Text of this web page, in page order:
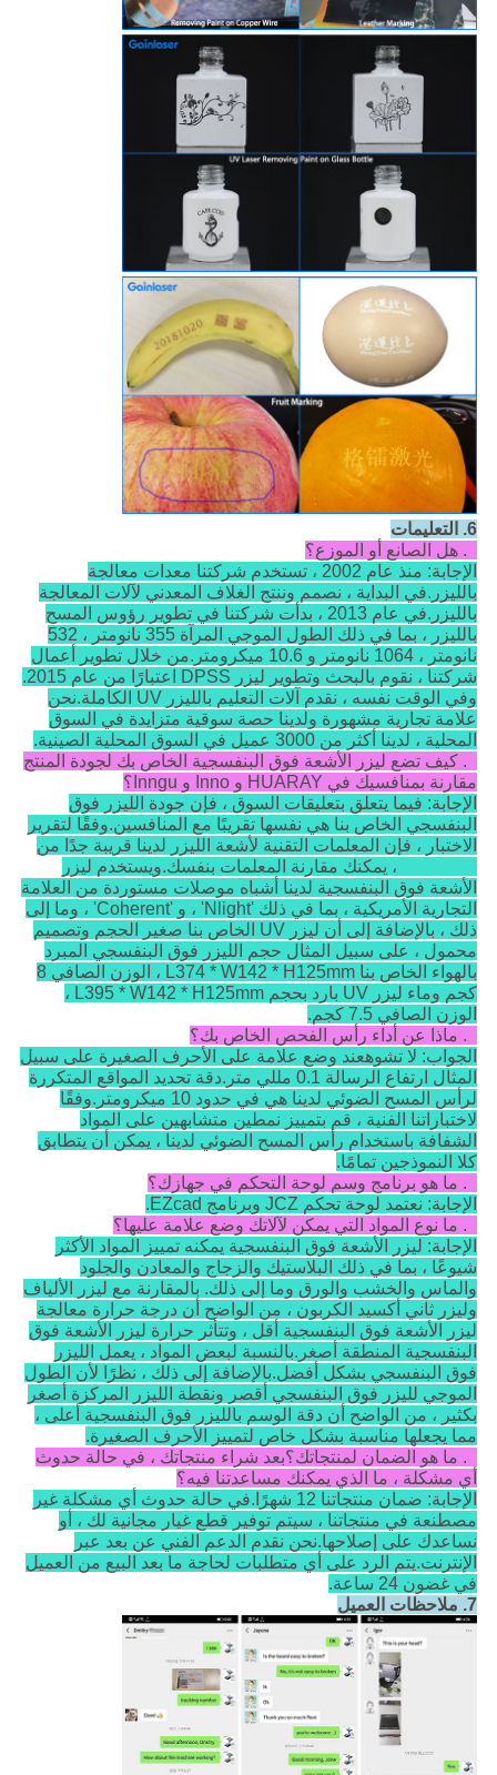
6.
التعليمات
الإجابة: منذ عام 2002 ، تستخدم شركتنا معدات معالجة
بالليزر.في البداية ، نصمم وننتج الغلاف المعدني لآلات المعالجة
بالليزر.في عام 2013 ، بدأت شركتنا في تطوير رؤوس المسح
بالليزر ، بما في ذلك الطول الموجي المرآة 355 نانومتر ، 532
نانومتر ، 1064 نانومتر و 10.6 ميكرومتر.من خلال تطوير أعمال
شركتنا ، نقوم بالبحث وتطوير ليزر DPSS اعتبارًا من عام 2015.
وفي الوقت نفسه ، نقدم آلات التعليم بالليزر UV الكاملة.نحن
علامة تجارية مشهورة ولدينا حصة سوقية متزايدة في السوق
المحلية ، لدينا أكثر من 3000 عميل في السوق المحلية الصينية.
2. كيف تضع ليزر الأشعة فوق البنفسجية الخاص بك لجودة المنتج
مقارنة بمنافسيك في HUARAY و Inno و Inngu؟
الإجابة: فيما يتعلق بتعليقات السوق ، فإن جودة الليزر فوق
البنفسجي الخاص بنا هي نفسها تقريبًا مع المنافسين.وفقًا لتقرير
الاختبار ، فإن المعلمات التقنية لأشعة الليزر لدينا قريبة جدًا من
HUARAY ، يمكنك مقارنة المعلمات بنفسك.ويستخدم ليزر
الأشعة فوق البنفسجية لدينا أشباه موصلات مستوردة من العلامة
التجارية الأمريكية ، بما في ذلك 'Nlight' ، و 'Coherent' ، وما إلى
ذلك ، بالإضافة إلى أن ليزر UV الخاص بنا صغير الحجم وتصميم
محمول ، على سبيل المثال حجم الليزر فوق البنفسجي المبرد
بالهواء الخاص بنا L374 * W142 * H125mm ، الوزن الصافي 8
كجم وماء ليزر UV بارد بحجم L395 * W142 * H125mm ،
الوزن الصافي 7.5 كجم.
الجواب: لا تشوهعند وضع علامة على الأحرف الصغيرة على سبيل
المثال ارتفاع الرسالة 0.1 مللي متر.دقة تحديد المواقع المتكررة
لرأس المسح الضوئي لدينا هي في حدود 10 ميكرومتر.وفقًا
لاختباراتنا الفنية ، قم بتمييز نمطين متشابهين على المواد
الشفافة باستخدام رأس المسح الضوئي لدينا ، يمكن أن يتطابق
كلا النموذجين تمامًا.
الإجابة: نعتمد لوحة تحكم JCZ وبرنامج EZcad.
الإجابة: ليزر الأشعة فوق البنفسجية يمكنه تمييز المواد الأكثر
شيوعًا ، بما في ذلك البلاستيك والزجاج والمعادن والجلود
والماس والخشب والورق وما إلى ذلك. بالمقارنة مع ليزر الألياف
وليزر ثاني أكسيد الكربون ، من الواضح أن درجة حرارة معالجة
ليزر الأشعة فوق البنفسجية أقل ، وتتأثر حرارة ليزر الأشعة فوق
البنفسجية المنطقة أصغر.بالنسبة لبعض المواد ، يعمل الليزر
فوق البنفسجي بشكل أفضل.بالإضافة إلى ذلك ، نظرًا لأن الطول
الموجي لليزر فوق البنفسجي أقصر ونقطة الليزر المركزة أصغر
بكثير ، من الواضح أن دقة الوسم بالليزر فوق البنفسجية أعلى ،
مما يجعلها مناسبة بشكل خاص لتمييز الأحرف الصغيرة.
6. ما هو الضمان لمنتجاتك؟بعد شراء منتجاتك ، في حالة حدوث
أي مشكلة ، ما الذي يمكنك مساعدتنا فيه؟
الإجابة: ضمان منتجاتنا 12 شهرًا.في حالة حدوث أي مشكلة غير
مصطنعة في منتجاتنا ، سيتم توفير قطع غيار مجانية لك ، أو
نساعدك على إصلاحها.نحن نقدم الدعم الفني عن بعد عبر
الإنترنت.يتم الرد على أي متطلبات لحاجة ما بعد البيع من العميل
في غضون 24 ساعة.
7. ملاحظات العميل